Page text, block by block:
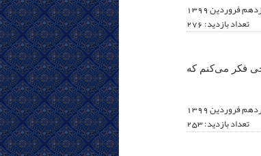
فروردين 1399
تعداد بازدید: 276
فکر می‌کنم که
فروردين 1399
تعداد بازدید: 253